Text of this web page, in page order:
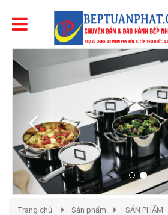
Previous
Trang chủ Sản phẩm SẢN PHẨM